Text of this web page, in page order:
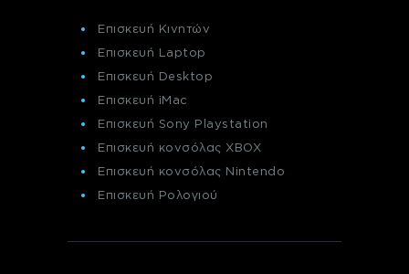
Επισκευή Κινητών
Επισκευή Laptop
Επισκευή Desktop
Επισκευή iMac
Επισκευή Sony Playstation
Επισκευή κονσόλας XBOX
Επισκευή κονσόλας Nintendo
Επισκευή Ρολογιού